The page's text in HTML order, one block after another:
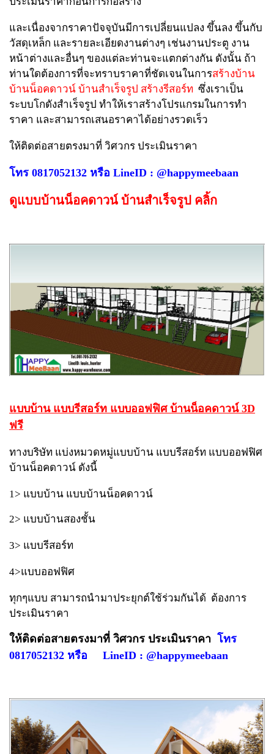
และเนื่องจากราคาปัจจุบันมีการเปลี่ยนแปลง ขึ้นลง ขึ้นกับ
วัสดุเหล็ก และรายละเอียดงานต่างๆ เช่นงานประตู งาน
หน้าต่างและอื่นๆ ของแต่ละท่านจะแตกต่างกัน ดังนั้น ถ้า
ท่านใดต้องการที่จะทราบราคาที่ชัดเจนในการสร้างบ้าน
บ้านน็อคดาวน์ บ้านสำเร็จรูป สร้างรีสอร์ท ซึ่งเราเป็น
ระบบโกดังสำเร็จรูป ทำให้เราสร้างโปรแกรมในการทำ
ราคา และสามารถเสนอราคาได้อย่างรวดเร็ว
ให้ติดต่อสายตรงมาที่ วิศวกร ประเมินราคา
โทร 0817052132 หรือ LineID : @happymeebaan
ดูแบบบ้านน็อคดาวน์ บ้านสำเร็จรูป คลิ้ก
แบบบ้าน แบบรีสอร์ท แบบออฟฟิศ บ้านน็อคดาวน์ 3D
ฟรี
ทางบริษัท แบ่งหมวดหมู่แบบบ้าน แบบรีสอร์ท แบบออฟฟิศ
บ้านน็อคดาวน์ ดังนี้
1> แบบบ้าน แบบบ้านน็อคดาวน์
2> แบบบ้านสองชั้น
3> แบบรีสอร์ท
4>แบบออฟฟิศ
ทุกๆแบบ สามารถนำมาประยุกต์ใช้ร่วมกันได้ ต้องการ
ประเมินราคา
ให้ติดต่อสายตรงมาที่ วิศวกร ประเมินราคา โทร
0817052132 หรือ LineID : @happymeebaan